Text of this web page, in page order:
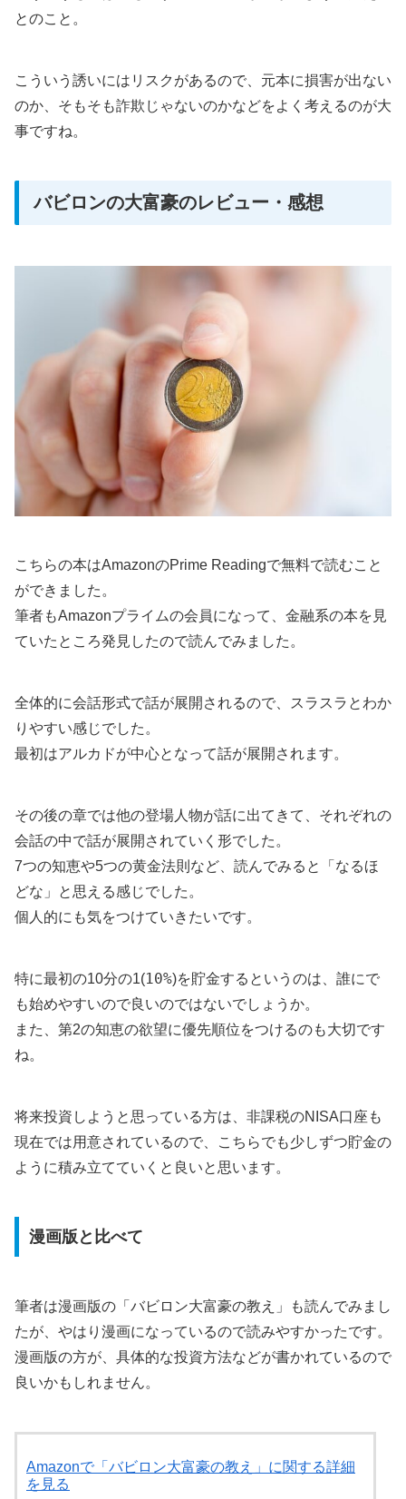
とのこと。
こういう誘いにはリスクがあるので、元本に損害が出ない
のか、そもそも詐欺じゃないのかなどをよく考えるのが大
事ですね。
バビロンの大富豪のレビュー・感想
こちらの本はAmazonのPrime Readingで無料で読むこと
ができました。
筆者もAmazonプライムの会員になって、金融系の本を見
ていたところ発見したので読んでみました。
全体的に会話形式で話が展開されるので、スラスラとわか
りやすい感じでした。
最初はアルカドが中心となって話が展開されます。
その後の章では他の登場人物が話に出てきて、それぞれの
会話の中で話が展開されていく形でした。
7つの知恵や5つの黄金法則など、読んでみると「なるほ
どな」と思える感じでした。
個人的にも気をつけていきたいです。
特に最初の10分の1(10%)を貯金するというのは、誰にで
も始めやすいので良いのではないでしょうか。
また、第2の知恵の欲望に優先順位をつけるのも大切です
ね。
将来投資しようと思っている方は、非課税のNISA口座も
現在では用意されているので、こちらでも少しずつ貯金の
ように積み立てていくと良いと思います。
漫画版と比べて
筆者は漫画版の「バビロン大富豪の教え」も読んでみまし
たが、やはり漫画になっているので読みやすかったです。
漫画版の方が、具体的な投資方法などが書かれているので
良いかもしれません。
Amazonで「バビロン大富豪の教え」に関する詳細
を見る